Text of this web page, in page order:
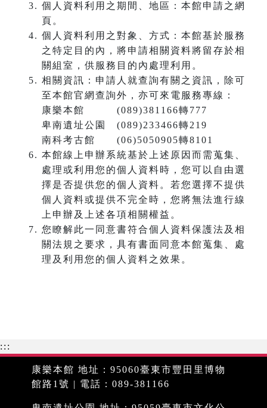
個人資料利用之期間、地區：本館申請之網
頁。
個人資料利用之對象、方式：本館基於服務
之特定目的內，將申請相關資料將留存於相
關組室，供服務目的內處理利用。
相關資訊：申請人就查詢有關之資訊，除可
至本館官網查詢外，亦可來電服務專線：
康樂本館 (089)381166轉777
卑南遺址公園 (089)233466轉219
南科考古館 (06)5050905轉8101
本館線上申辦系統基於上述原因而需蒐集、
處理或利用您的個人資料時，您可以自由選
擇是否提供您的個人資料。若您選擇不提供
個人資料或提供不完全時，您將無法進行線
上申辦及上述各項相關權益。
您瞭解此一同意書符合個人資料保護法及相
關法規之要求，具有書面同意本館蒐集、處
理及利用您的個人資料之效果。
:::
康樂本館 地址：95060臺東市豐田里博物
館路1號 | 電話：089-381166